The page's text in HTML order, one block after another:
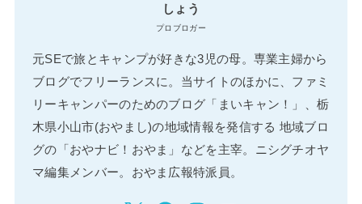
しょう
プロブロガー
元SEで旅とキャンプが好きな3児の母。専業主婦から
ブログでフリーランスに。当サイトのほかに、ファミ
リーキャンパーのためのブログ「まいキャン！」、栃
木県小山市(おやまし)の地域情報を発信する 地域ブロ
グの「おやナビ！おやま」などを主宰。ニシグチオヤ
マ編集メンバー。おやま広報特派員。